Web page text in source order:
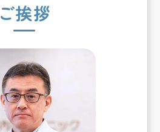
ご挨拶